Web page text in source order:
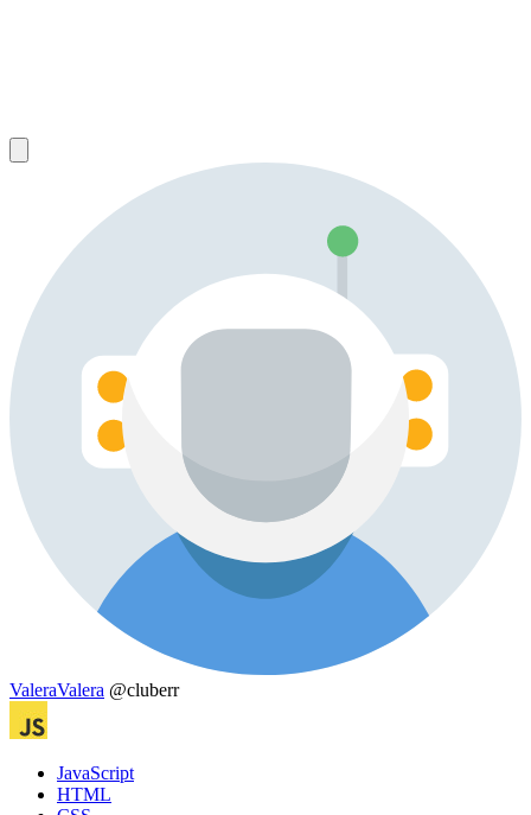
ValeraValera @cluberr
JavaScript
HTML